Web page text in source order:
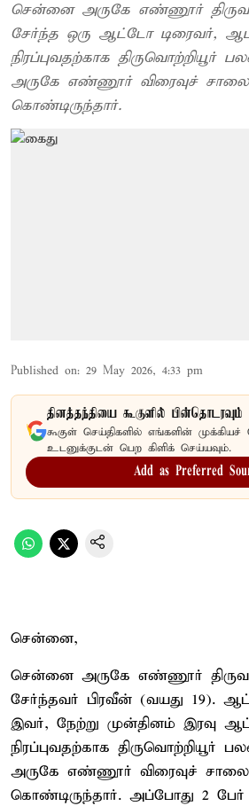
சென்னை அருகே எண்ணூர்
சேர்ந்த ஒரு ஆட்டோ டிரைவர்,
நிரப்புவதற்காக திருவொற்றியூர்
அருகே எண்ணூர் விரைவுச்
கொண்டிருந்தார்.
Published on: 29 May 2026, 4:33 pm
தினத்தந்தியை கூகுளில் பின்தொடரவும்
கூகுள் செய்திகளில் எங்களின்
உடனுக்குடன் பெற கிளிக் செய்யவும்.
Add as Preferred
சென்னை,
சென்னை அருகே எண்ணூர்
சேர்ந்தவர் பிரவீன் (வயது 19).
இவர், நேற்று முன்தினம் இரவு
நிரப்புவதற்காக திருவொற்றியூர்
அருகே எண்ணூர் விரைவுச்
கொண்டிருந்தார். அப்போது 2